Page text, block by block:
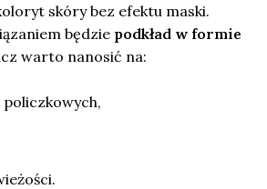
skóry bez efektu maski.
będzie podkład w formie
warto nanosić na: